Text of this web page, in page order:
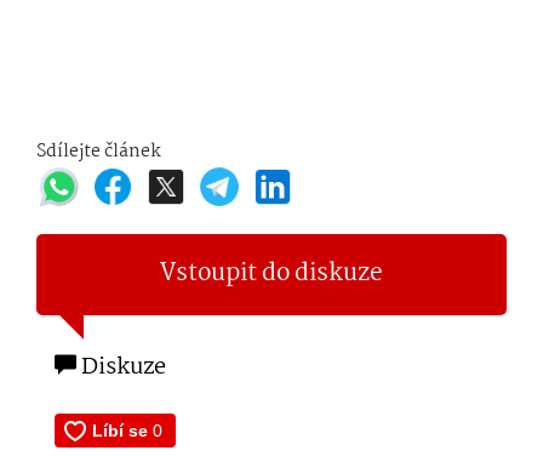
Sdílejte článek
Vstoupit do diskuze
Diskuze